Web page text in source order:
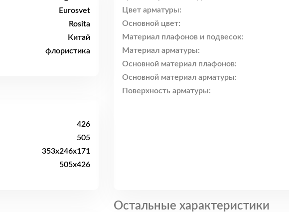
Eurosvet
Rosita
Китай
флористика
426
505
353x246x171
505x426
Цвет арматуры:
Основной цвет:
Материал плафонов и подвесок:
Материал арматуры:
Основной материал плафонов:
Основной материал арматуры:
Поверхность арматуры:
Остальные характеристики